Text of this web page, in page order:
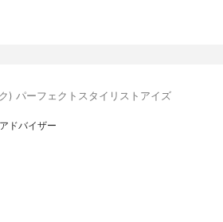
) パーフェクトスタイリストアイズ
ドバイザー